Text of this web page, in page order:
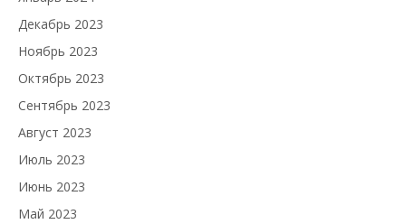
Декабрь 2023
Ноябрь 2023
Октябрь 2023
Сентябрь 2023
Август 2023
Июль 2023
Июнь 2023
Май 2023